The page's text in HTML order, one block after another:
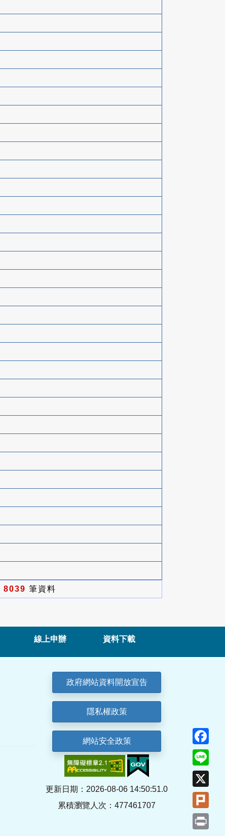
8039 筆資料
線上申辦 資料下載
政府網站資料開放宣告
隱私權政策
網站安全政策
更新日期：2026-08-06 14:50:51.0
累積瀏覽人次：477461707